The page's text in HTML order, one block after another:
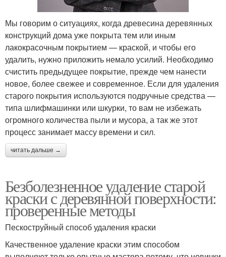
Мы говорим о ситуациях, когда древесина деревянных
конструкций дома уже покрыта тем или иным
лакокрасочным покрытием — краской, и чтобы его
удалить, нужно приложить немало усилий. Необходимо
счистить предыдущее покрытие, прежде чем нанести
новое, более свежее и современное. Если для удаления
старого покрытия используются подручные средства —
типа шлифмашинки или шкурки, то вам не избежать
огромного количества пыли и мусора, а так же этот
процесс занимает массу времени и сил.
читать дальше →
Безболезненное удаление старой
краски с деревянной поверхности:
проверенные методы
Пескоструйный способ удаления краски
Качественное удаление краски этим способом